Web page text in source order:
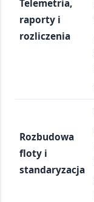
Telemetria,
raporty i
rozliczenia
Rozbudowa
floty i
standaryzacja